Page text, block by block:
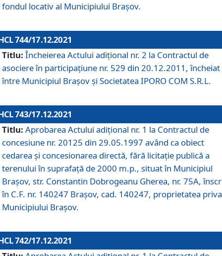
fondul locativ al Municipiului Brașov.
744/17.12.2021
Titlu: Încheierea Actului adițional nr. 2 la Contractul de
asociere în participațiune nr. 529 din 20.12.2011, încheiat
între Municipiul Brașov și Societatea IPORO COM S.R.L.
743/17.12.2021
Titlu: Aprobarea Actului adiţional nr. 1 la Contractul de
concesiune nr. 20125 din 29.05.1997 având ca obiect
cedarea și concesionarea directă, fără licitație publică a
terenului în suprafață de 2000 m.p., situat în Municipiul
Brașov, str. Constantin Dobrogeanu Gherea, nr. 75A,
în C.F. nr. 140247 Brașov, cad. 140247, proprietatea
Municipiului Brașov.
742/17.12.2021